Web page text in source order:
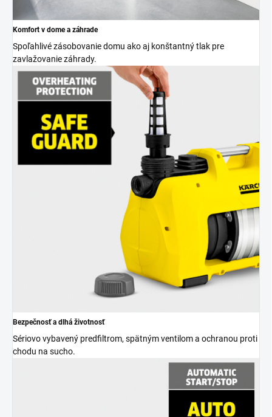
Komfort v dome a záhrade
Spoľahlivé zásobovanie domu ako aj konštantný tlak pre
zavlažovanie záhrady.
Bezpečnosť a dlhá životnosť
Sériovo vybavený predfiltrom, spätným ventilom a ochranou proti
chodu na sucho.